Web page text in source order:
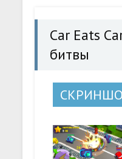
Car Eats
битвы